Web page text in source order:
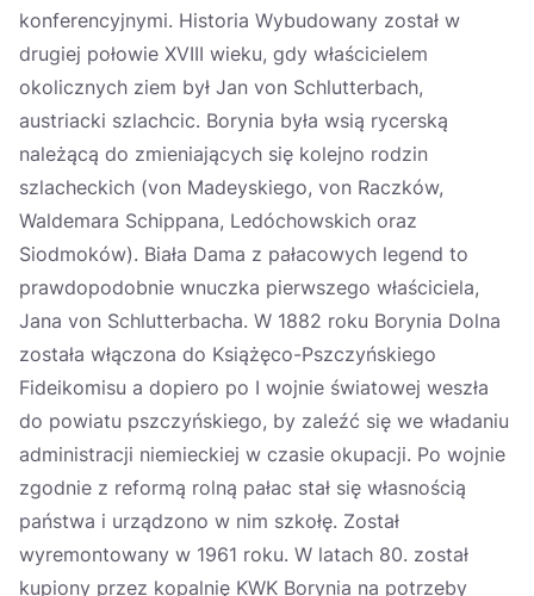
konferencyjnymi. Historia Wybudowany został w
drugiej połowie XVIII wieku, gdy właścicielem
okolicznych ziem był Jan von Schlutterbach,
austriacki szlachcic. Borynia była wsią rycerską
należącą do zmieniających się kolejno rodzin
szlacheckich (von Madeyskiego, von Raczków,
Waldemara Schippana, Ledóchowskich oraz
Siodmoków). Biała Dama z pałacowych legend to
prawdopodobnie wnuczka pierwszego właściciela,
Jana von Schlutterbacha. W 1882 roku Borynia Dolna
została włączona do Książęco-Pszczyńskiego
Fideikomisu a dopiero po I wojnie światowej weszła
do powiatu pszczyńskiego, by zaleźć się we władaniu
administracji niemieckiej w czasie okupacji. Po wojnie
zgodnie z reformą rolną pałac stał się własnością
państwa i urządzono w nim szkołę. Został
wyremontowany w 1961 roku. W latach 80. został
kupiony przez kopalnię KWK Borynia na potrzeby